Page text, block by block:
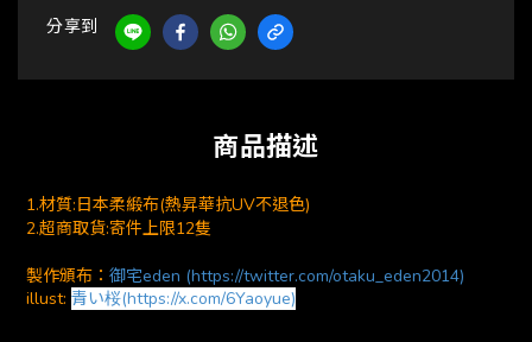
分享到
商品描述
1.材質:日本柔緞布(熱昇華抗UV不退色)
2.超商取貨:寄件上限12隻
製作頒布： 御宅eden (https://twitter.com/otaku_eden2014)
illust: 青い桜(https://x.com/6Yaoyue)